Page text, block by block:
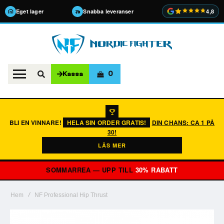
Eget lager Snabba leveranser 4,8
Kassa 0
BLI EN VINNARE! HELA SIN ORDER GRATIS!
DIN CHANS: CA 1 PÅ
30!
LÄS MER
SOMMARREA — UPP TILL 30% RABATT
Hem NF Professional Hip Thrust